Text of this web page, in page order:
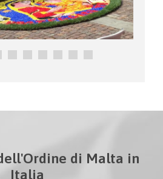
di Malta in
Italia